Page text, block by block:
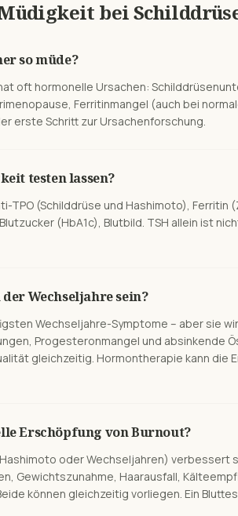
bei
so müde?
oft hormonelle Ursachen:
Ferritinmangel (auch bei
erste Schritt zur Ursachenforschung.
testen lassen?
TPO (Schilddrüse und Hashimoto),
(HbA1c), Blutbild. TSH allein ist
Wechseljahre sein?
Wechseljahre-Symptome – aber sie
Progesteronmangel und absinkende
gleichzeitig. Hormontherapie kann die
Erschöpfung von Burnout?
oder Wechseljahren)
Gewichtszunahme, Haarausfall,
können gleichzeitig vorliegen. Ein